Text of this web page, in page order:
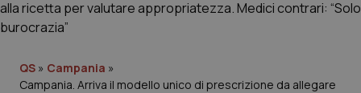
Cronache
Governo e Parlamento
QS » Campania »
Campania. Arriva il modello unico di prescrizione da allegare